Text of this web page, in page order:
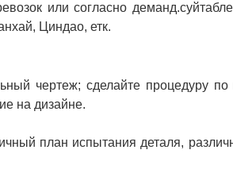
или согласно
Циндао, етк.
чертеж; сделайте процедуру по
на дизайне.
план испытания деталя,